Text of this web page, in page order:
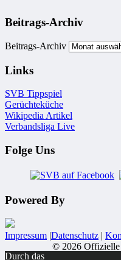
Beitrags-Archiv
Beitrags-Archiv
Links
SVB Tippspiel
Gerüchteküche
Wikipedia Artikel
Verbandsliga Live
Folge Uns
Powered By
Impressum |Datenschutz |
© 2026 Offizielle
Durch das